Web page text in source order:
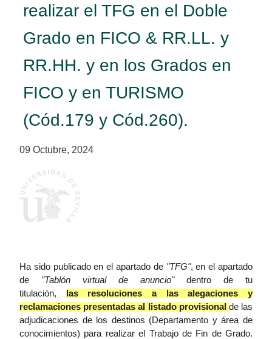
realizar el TFG en el Doble
Grado en FICO & RR.LL. y
RR.HH. y en los Grados en
FICO y en TURISMO
(Cód.179 y Cód.260).
09 Octubre, 2024
Ha sido publicado en el apartado de "TFG", en el apartado
de "Tablón virtual de anuncio"dentro de tu
titulación,
las resoluciones a las alegaciones y
reclamaciones presentadas al
listado provisional de las
adjudicaciones de los destinos (Departamento y área de
conocimientos) para realizar el Trabajo de Fin de Grado.